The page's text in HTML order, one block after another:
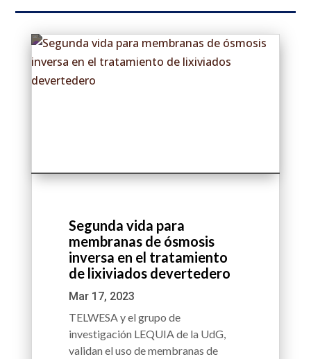
Segunda vida para
membranas de ósmosis
inversa en el tratamiento
de lixiviados devertedero
Mar 17, 2023
TELWESA y el grupo de
investigación LEQUIA de la UdG,
validan el uso de membranas de